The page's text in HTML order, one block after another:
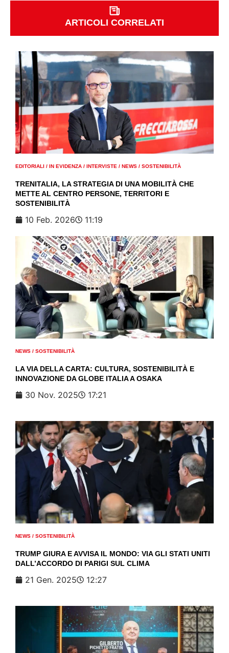
ARTICOLI CORRELATI
EDITORIALI / IN EVIDENZA / INTERVISTE / NEWS / SOSTENIBILITÀ
TRENITALIA, LA STRATEGIA DI UNA MOBILITÀ CHE
METTE AL CENTRO PERSONE, TERRITORI E
SOSTENIBILITÀ
10 Feb. 2026 11:19
NEWS / SOSTENIBILITÀ
LA VIA DELLA CARTA: CULTURA, SOSTENIBILITÀ E
INNOVAZIONE DA GLOBE ITALIA A OSAKA
30 Nov. 2025 17:21
NEWS / SOSTENIBILITÀ
TRUMP GIURA E AVVISA IL MONDO: VIA GLI STATI UNITI
DALL’ACCORDO DI PARIGI SUL CLIMA
21 Gen. 2025 12:27